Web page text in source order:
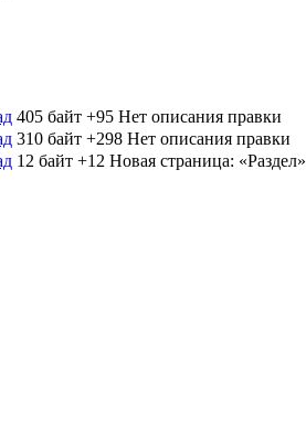
405 байт +95 Нет описания правки
310 байт +298 Нет описания правки
12 байт +12 Новая страница: «Раздел»